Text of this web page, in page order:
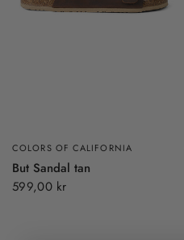
COLORS OF CALIFORNIA
But Sandal tan
599,00 kr